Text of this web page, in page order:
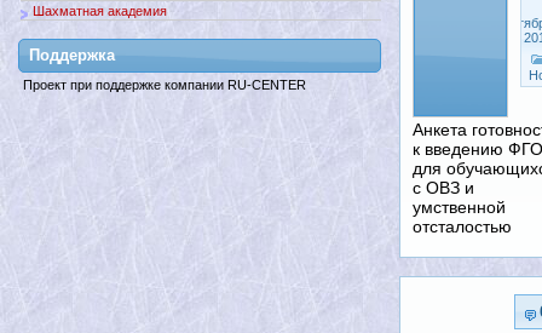
9,
Анкета
к введению
для
с ОВЗ и
умственной
отсталостью
Шахматная академия
Поддержкa
Проект при поддержке компании RU-CENTER